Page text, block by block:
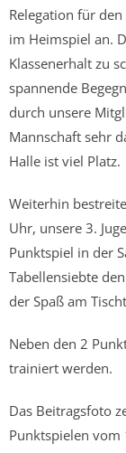
Relegation für
im Heimspiel an.
Klassenerhalt zu
spannende
durch unsere
Mannschaft sehr
Halle ist viel Platz.
Weiterhin
Uhr, unsere 3.
Punktspiel in der
Tabellensiebte
der Spaß am
Neben den 2
trainiert werden.
Das Beitragsfoto
Punktspielen vom